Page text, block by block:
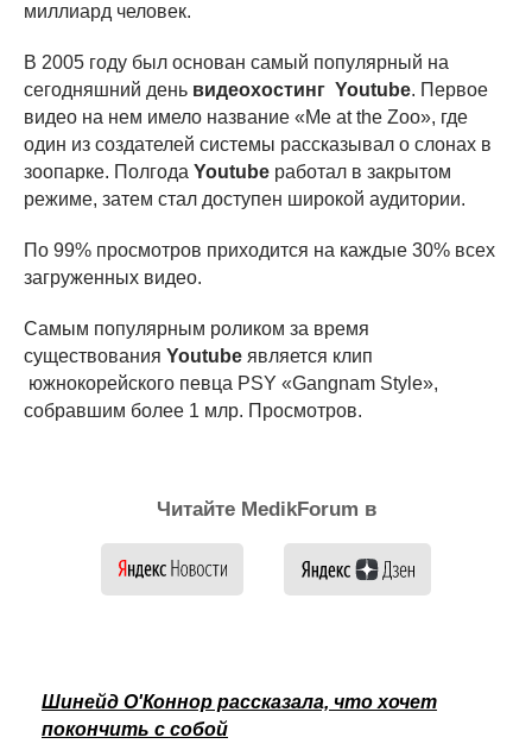
миллиард человек.
В 2005 году был основан самый популярный на
сегодняшний день видеохостинг Youtube. Первое
видео на нем имело название «Me at the Zoo», где
один из создателей системы рассказывал о слонах в
зоопарке. Полгода Youtube работал в закрытом
режиме, затем стал доступен широкой аудитории.
По 99% просмотров приходится на каждые 30% всех
загруженных видео.
Самым популярным роликом за время
существования Youtube является клип
южнокорейского певца PSY «Gangnam Style»,
собравшим более 1 млр. Просмотров.
Читайте MedikForum в
Шинейд О'Коннор рассказала, что хочет
покончить с собой